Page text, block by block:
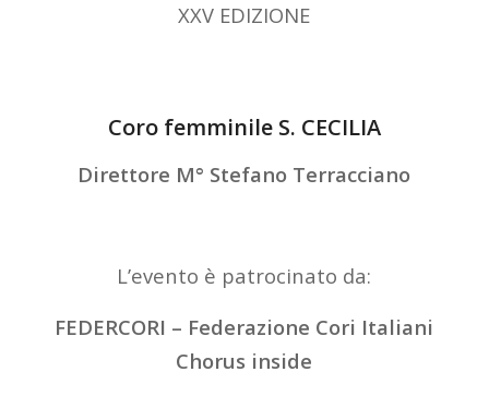
XXV EDIZIONE
Coro femminile S. CECILIA
Direttore M° Stefano Terracciano
L’evento è patrocinato da:
FEDERCORI – Federazione Cori Italiani
Chorus inside